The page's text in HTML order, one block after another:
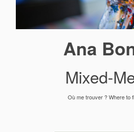
Ana
Mixed-
Où me trouver ? Where to